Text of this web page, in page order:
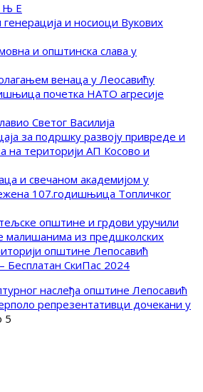
Њ Е
и носиоци Вукових
и општинска слава у
венаца у Леосавићу
почетка НАТО агресије
Светог Василија
за подршку развоју привреде и
на територији АП Косово и
и свечаном академијом у
107.годишњица Топличког
општине и грдови уручили
малишанима из предшколских
општине Лепосавић
СкиПас 2024
репрезентативци дочекани у
5